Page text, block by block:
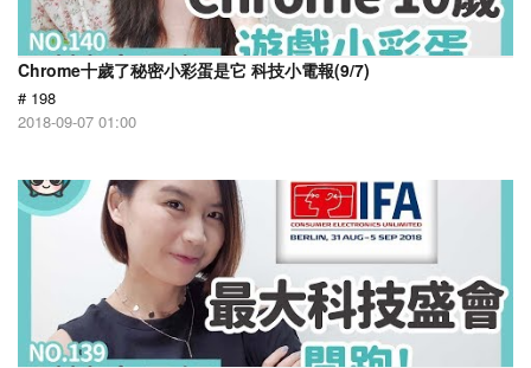
Chrome十歲了秘密小彩蛋是它 科技小電報(9/7)
# 198
2018-09-07 01:00